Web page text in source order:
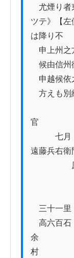
尤煙り者
ツテ》【
は降り
申上州之
候由信州
申越候依
方えも別
官
遠藤兵右衛
原田清
ゟ三十一里
高六百石
余　　　　
村